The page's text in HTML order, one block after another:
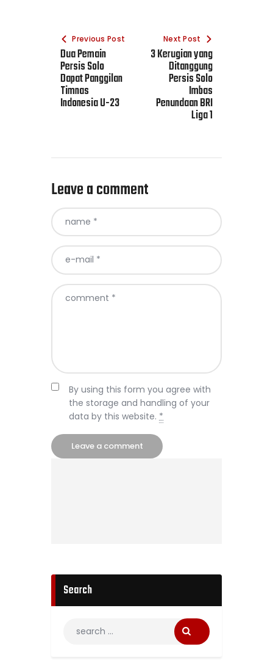
Previous Post
Dua Pemain
Persis Solo
Dapat Panggilan
Timnas
Indonesia U-23
Next Post
3 Kerugian yang
Ditanggung
Persis Solo
Imbas
Penundaan BRI
Liga 1
Leave a comment
By using this form you agree with
the storage and handling of your
data by this website. *
Search